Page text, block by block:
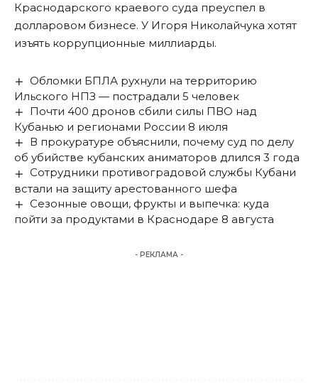
Краснодарского краевого суда преуспел в
долларовом бизнесе. У Игоря Николайчука хотят
изъять коррупционные миллиарды.
Обломки БПЛА рухнули на территорию
Ильского НПЗ — пострадали 5 человек
Почти 400 дронов сбили силы ПВО над
Кубанью и регионами России 8 июля
В прокуратуре объяснили, почему суд по делу
об убийстве кубанских аниматоров длился 3 года
Сотрудники противоградовой службы Кубани
встали на защиту арестованного шефа
Сезонные овощи, фрукты и выпечка: куда
пойти за продуктами в Краснодаре 8 августа
- РЕКЛАМА -